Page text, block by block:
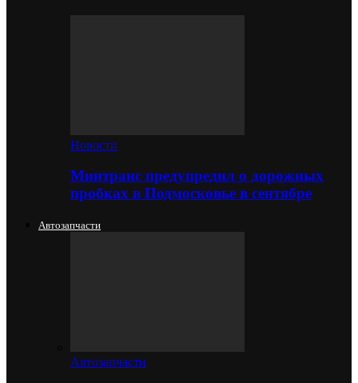
Новости
Минтранс предупредил о дорожных
пробках в Подмосковье в сентябре
Автозапчасти
Автозапчасти